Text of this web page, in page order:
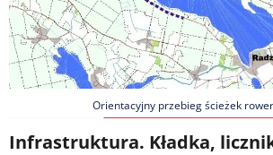
Orientacyjny przebieg ścieżek
Infrastruktura. Kładka,